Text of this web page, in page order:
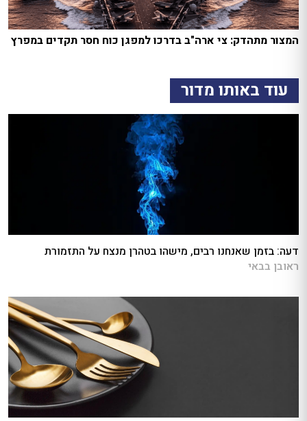
המצור מתהדק: צי ארה"ב בדרכו למפגן כוח חסר תקדים במפרץ
עוד באותו מדור
דעה: בזמן שאנחנו רבים, מישהו בטהרן מנצח על התזמורת
ראובן בבאי